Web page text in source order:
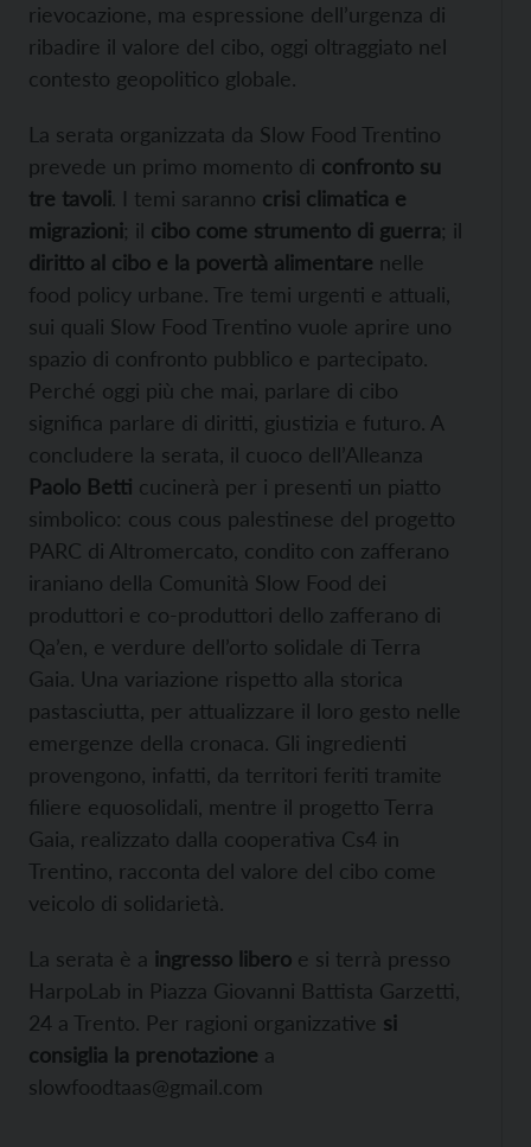
rievocazione, ma espressione dell’urgenza di
ribadire il valore del cibo, oggi oltraggiato nel
contesto geopolitico globale.
La serata organizzata da Slow Food Trentino
prevede un primo momento di confronto su
tre tavoli. I temi saranno crisi climatica e
migrazioni; il cibo come strumento di guerra; il
diritto al cibo e la povertà alimentare nelle
food policy urbane. Tre temi urgenti e attuali,
sui quali Slow Food Trentino vuole aprire uno
spazio di confronto pubblico e partecipato.
Perché oggi più che mai, parlare di cibo
significa parlare di diritti, giustizia e futuro. A
concludere la serata, il cuoco dell’Alleanza
Paolo Betti cucinerà per i presenti un piatto
simbolico: cous cous palestinese del progetto
PARC di Altromercato, condito con zafferano
iraniano della Comunità Slow Food dei
produttori e co-produttori dello zafferano di
Qa’en, e verdure dell’orto solidale di Terra
Gaia. Una variazione rispetto alla storica
pastasciutta, per attualizzare il loro gesto nelle
emergenze della cronaca. Gli ingredienti
provengono, infatti, da territori feriti tramite
filiere equosolidali, mentre il progetto Terra
Gaia, realizzato dalla cooperativa Cs4 in
Trentino, racconta del valore del cibo come
veicolo di solidarietà.
La serata è a ingresso libero e si terrà presso
HarpoLab in Piazza Giovanni Battista Garzetti,
24 a Trento. Per ragioni organizzative si
consiglia la prenotazione a
slowfoodtaas@gmail.com